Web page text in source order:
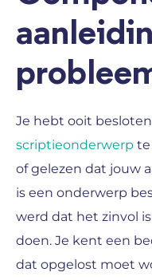
Je hebt ooit
scriptieonderwerp te
of gelezen dat jouw
is een onderwerp
werd dat het zinvol
doen. Je kent een
dat opgelost moet